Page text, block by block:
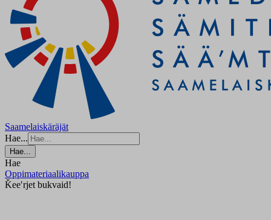
Saamelaiskäräjät
Hae...
Hae...
Hae
Oppimateriaalikauppa
Ǩeeʹrjet bukvaid!